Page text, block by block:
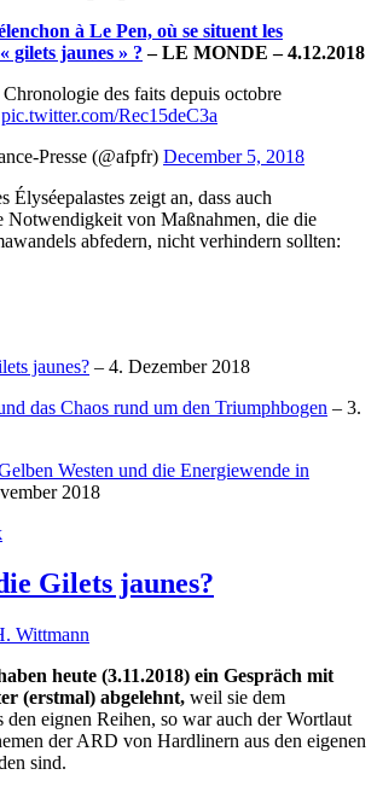
à Le Pen, où se situent les
gilets jaunes » ? – LE MONDE – 4.12.2018
Chronologie des faits depuis octobre
pic.twitter.com/Rec15deC3a
Presse (@afpfr) December 5, 2018
Élyséepalastes zeigt an, dass auch
Notwendigkeit von Maßnahmen, die die
abfedern, nicht verhindern sollten:
jaunes? – 4. Dezember 2018
das Chaos rund um den Triumphbogen – 3.
Westen und die Energiewende in
2018
Gilets jaunes?
Wittmann
heute (3.11.2018) ein Gespräch mit
(erstmal) abgelehnt, weil sie dem
den eignen Reihen, so war auch der Wortlaut
der ARD von Hardlinern aus den eigenen
sind.